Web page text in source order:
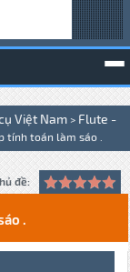
Việt Nam > Flute -
tính toán làm sáo .
đề:
.